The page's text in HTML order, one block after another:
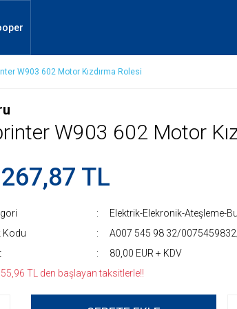
W903 602 Motor Kızdırma Rolesi
W903 602 Motor
TL
Elektrik-Elekronik-Ateşleme-
Kodu
A007 545 98 32/
80,00 EUR + KDV
TL den başlayan taksitlerle!!